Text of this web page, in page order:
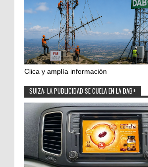
Clica y amplía información
SUIZA: LA PUBLICIDAD SE CUELA EN LA DAB+